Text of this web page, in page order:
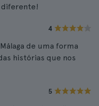
diferente!
4
de uma forma
histórias que nos
5